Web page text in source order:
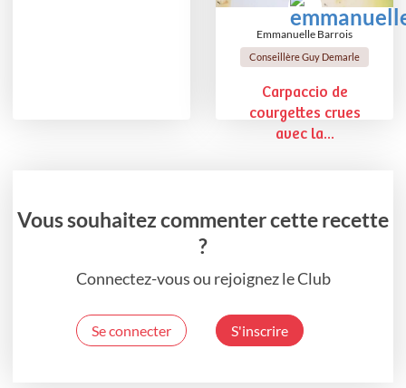
Emmanuelle Barrois
Conseillère Guy Demarle
Carpaccio de
courgettes crues
avec la...
Vous souhaitez commenter cette recette
?
Connectez-vous ou rejoignez le Club
Se connecter S'inscrire